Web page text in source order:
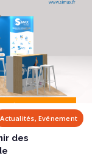
redéfinit par le No Code
Actualités, Evénement
des